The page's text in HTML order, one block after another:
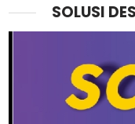
SOLUSI